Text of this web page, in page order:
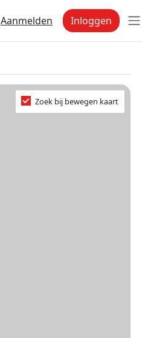
Aanmelden Inloggen
Zoek bij bewegen kaart